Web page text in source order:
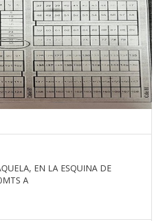
EN LA ESQUINA DE
A